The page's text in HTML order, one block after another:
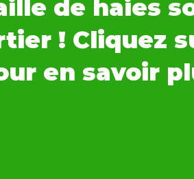
de haies
! Cliquez
en savoir